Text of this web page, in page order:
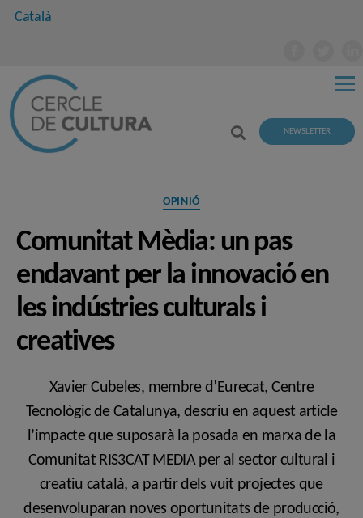
Català
NEWSLETTER
Categories
OPINIÓ
Comunitat Mèdia: un pas
endavant per la innovació en
les indústries culturals i
creatives
Xavier Cubeles, membre d’Eurecat, Centre
Tecnològic de Catalunya, descriu en aquest article
l’impacte que suposarà la posada en marxa de la
Comunitat RIS3CAT MEDIA per al sector cultural i
creatiu català, a partir dels vuit projectes que
desenvoluparan noves oportunitats de producció,